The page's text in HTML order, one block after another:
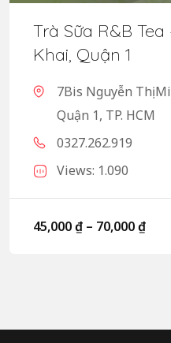
Trà Sữa R&B
Khai, Quận 1
7Bis Nguyễn Thị
Quận 1, TP. HCM
0327.262.919
Views: 1.090
45,000₫ – 70,000₫